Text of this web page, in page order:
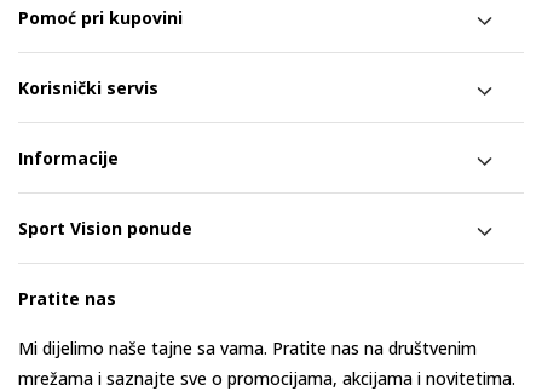
Pomoć pri kupovini
Korisnički servis
Informacije
Sport Vision ponude
Pratite nas
Mi dijelimo naše tajne sa vama. Pratite nas na društvenim
mrežama i saznajte sve o promocijama, akcijama i novitetima.